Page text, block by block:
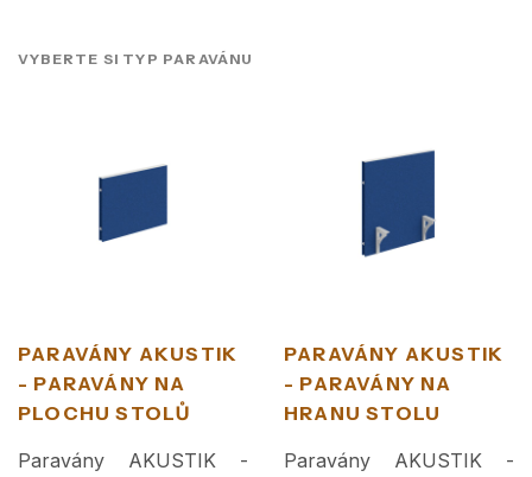
VYBERTE SI TYP PARAVÁNU
PARAVÁNY AKUSTIK
- PARAVÁNY NA
PLOCHU STOLŮ
Paravány AKUSTIK -
PARAVÁNY AKUSTIK
- PARAVÁNY NA
HRANU STOLU
Paravány AKUSTIK -